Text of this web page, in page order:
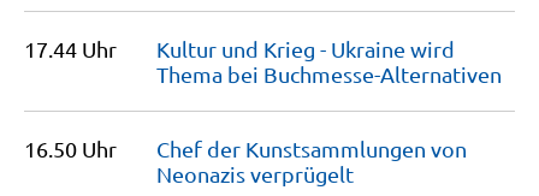
17.44 Uhr
Kultur und Krieg - Ukraine wird
Thema bei Buchmesse-Alternativen
16.50 Uhr
Chef der Kunstsammlungen von
Neonazisverprügelt